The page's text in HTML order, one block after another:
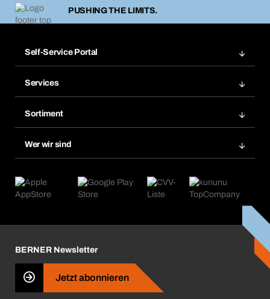
PUSHING THE LIMITS.
Self-Service Portal
Merklisten
Nachbestellungen
Abo-Funktion
Services
Chemical Safety Management
eProcurement
Produktfinder
Sortiment
Kataloge & Broschüren
Wer wir sind
Was uns antreibt
Presse
Business Conduct
BERNER Newsletter
Jetzt abonnieren